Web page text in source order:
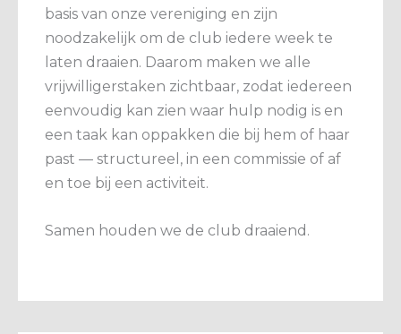
basis van onze vereniging en zijn
noodzakelijk om de club iedere week te
laten draaien. Daarom maken we alle
vrijwilligerstaken zichtbaar, zodat iedereen
eenvoudig kan zien waar hulp nodig is en
een taak kan oppakken die bij hem of haar
past — structureel, in een commissie of af
en toe bij een activiteit.
Samen houden we de club draaiend.